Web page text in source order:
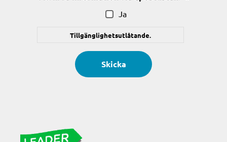
Ja
Tillgänglighetsutlåtande.